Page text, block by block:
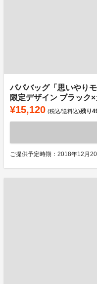
パパバッグ「思いやり
限定デザイン ブラック
¥15,120 (税込/送料込)残り
ご提供予定時期：2018年12月